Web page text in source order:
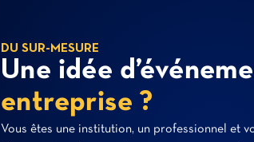
Une idée
entreprise ?
DU SUR-MESURE
Vous êtes une institution, un professionnel et